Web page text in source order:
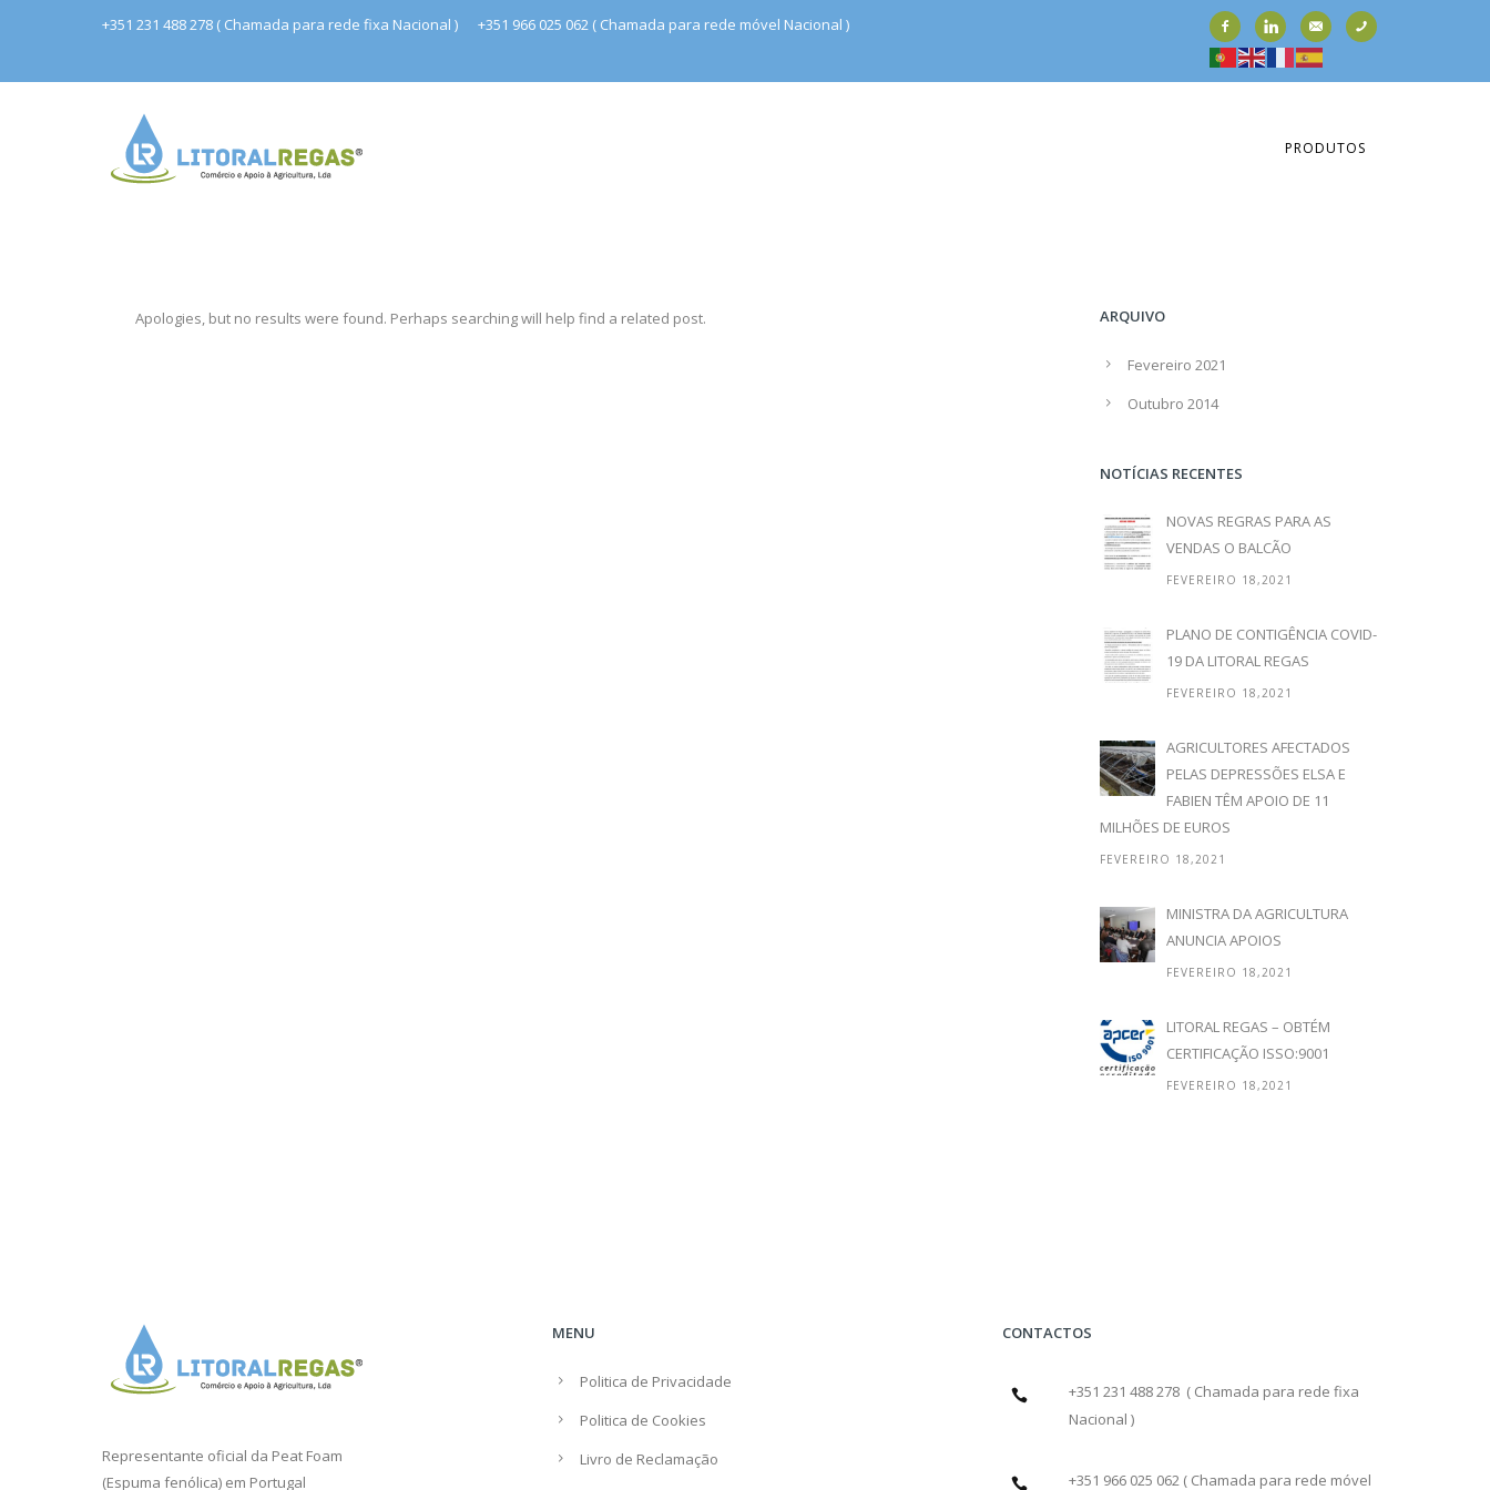
+351 231 488 278 ( Chamada para rede fixa Nacional ) +351 966 025 062 ( Chamada para rede móvel Nacional )
PRODUTOS
Apologies, but no results were found. Perhaps searching will help find a related post. ARQUIVO
Fevereiro 2021
Outubro 2014
NOTÍCIAS RECENTES
NOVAS REGRAS PARA AS
VENDAS O BALCÃO
FEVEREIRO 18,2021
PLANO DE CONTIGÊNCIA COVID-
19 DA LITORAL REGAS
FEVEREIRO 18,2021
AGRICULTORES AFECTADOS
PELAS DEPRESSÕES ELSA E
FABIEN TÊM APOIO DE 11
MILHÕES DE EUROS
FEVEREIRO 18,2021
MINISTRA DA AGRICULTURA
ANUNCIA APOIOS
FEVEREIRO 18,2021
LITORAL REGAS – OBTÉM
CERTIFICAÇÃO ISSO:9001
FEVEREIRO 18,2021
Representante oficial da Peat Foam
(Espuma fenólica) em Portugal
MENU
Politica de Privacidade
Politica de Cookies
Livro de Reclamação
CONTACTOS
+351 231 488 278 ( Chamada para rede fixa
Nacional )
+351 966 025 062 ( Chamada para rede móvel